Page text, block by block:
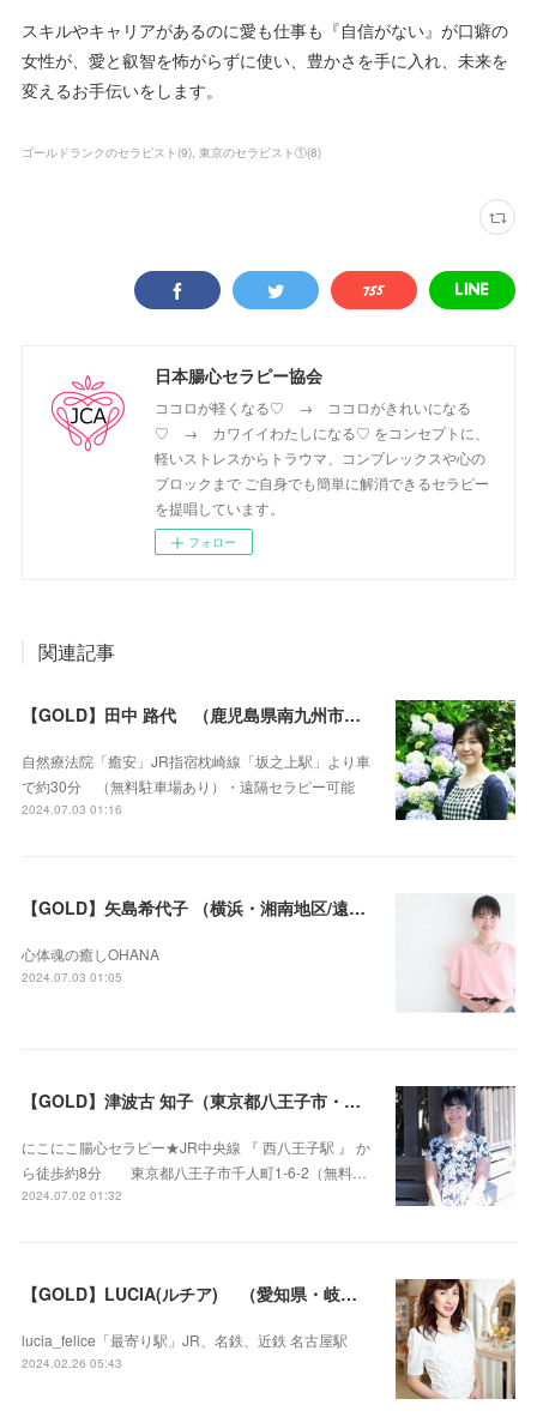
スキルやキャリアがあるのに愛も仕事も『自信がない』が口癖の
女性が、愛と叡智を怖がらずに使い、豊かさを手に入れ、未来を
変えるお手伝いをします。
ゴールドランクのセラピスト (9) 東京のセラピスト①(8)
日本腸心セラピー協会
ココロが軽くなる♡ → ココロがきれいになる
♡ → カワイイわたしになる♡ をコンセプトに、
軽いストレスからトラウマ、コンプレックスや心の
ブロックまで ご自身でも簡単に解消できるセラピー
を提唱しています。
フォロー
関連記事
【GOLD】田中 路代 （鹿児島県南九州市・遠隔セラピー可）
自然療法院「癒安」JR指宿枕崎線「坂之上駅」より車
で約30分 （無料駐車場あり）・遠隔セラピー可能
2024.07.03 01:16
【GOLD】矢島希代子 （横浜・湘南地区/遠隔セラピー可）
心体魂の癒しOHANA
2024.07.03 01:05
【GOLD】津波古 知子（東京都八王子市・遠隔セラピー可）
にこにこ腸心セラピー★JR中央線 『 西八王子駅 』 か
ら徒歩約8分 東京都八王子市千人町1-6-2（無料…
2024.07.02 01:32
【GOLD】LUCIA(ルチア) （愛知県・岐阜県・沖縄県・遠隔セラピー可）
lucia_felice「最寄り駅」JR、名鉄、近鉄 名古屋駅
2024.02.26 05:43